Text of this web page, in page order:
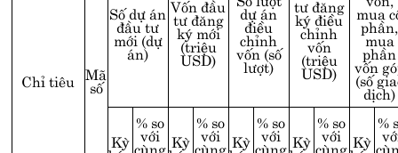
Chỉ tiêu Mã
số
Số dự án
đầu tư
mới (dự
án)
Vốn đầu
tư đăng
ký mới
(triệu
USD)
dự án
điều
chỉnh
vốn (số
lượt)
tư đăng
ký điều
chỉnh
vốn
(triệu
USD)
mua
phần,
mua
phần
vốn
(số
dịch)
Kỳ
% so
với
cùng Kỳ
% so
với
cùng Kỳ
% so
với
cùng Kỳ
% so
với
cùng Kỳ
%